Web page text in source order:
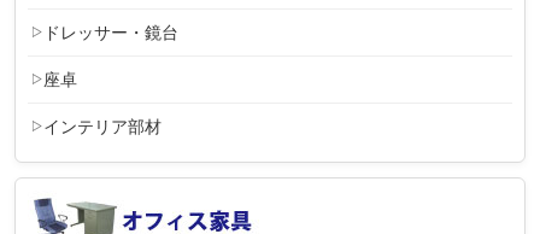
ドレッサー・鏡台
座卓
インテリア部材